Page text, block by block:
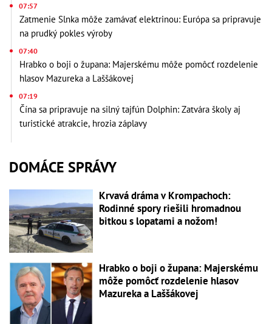
07:57
Zatmenie Slnka môže zamávať elektrinou: Európa sa pripravuje
na prudký pokles výroby
07:40
Hrabko o boji o župana: Majerskému môže pomôcť rozdelenie
hlasov Mazureka a Laššákovej
07:19
Čína sa pripravuje na silný tajfún Dolphin: Zatvára školy aj
turistické atrakcie, hrozia záplavy
DOMÁCE SPRÁVY
Krvavá dráma v Krompachoch:
Rodinné spory riešili hromadnou
bitkou s lopatami a nožom!
Hrabko o boji o župana: Majerskému
môže pomôcť rozdelenie hlasov
Mazureka a Laššákovej